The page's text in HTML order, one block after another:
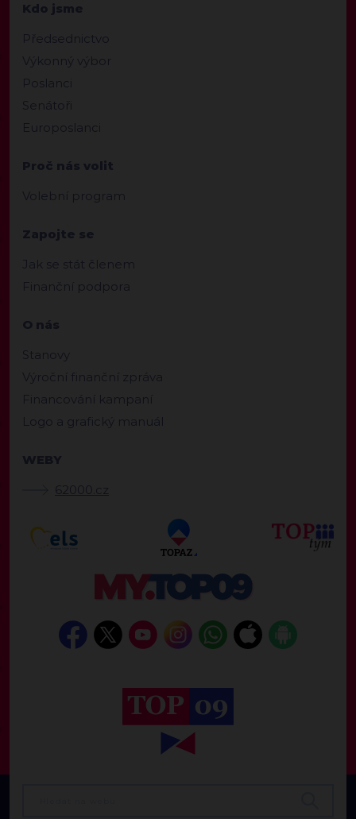
Kdo jsme
Předsednictvo
Výkonný výbor
Poslanci
Senátoři
Europoslanci
Proč nás volit
Volební program
Zapojte se
Jak se stát členem
Finanční podpora
O nás
Stanovy
Výroční finanční zpráva
Financování kampaní
Logo a grafický manuál
WEBY
62000.cz